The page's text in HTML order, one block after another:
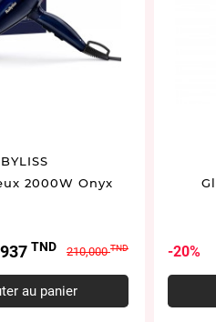
2000W Onyx
TNDPrix
base
210,000TND
au panier
20%